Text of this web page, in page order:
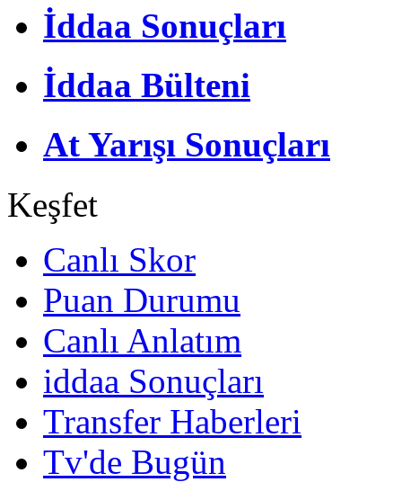
İddaa Sonuçları
İddaa Bülteni
At Yarışı Sonuçları
Keşfet
Canlı Skor
Puan Durumu
Canlı Anlatım
iddaa Sonuçları
Transfer Haberleri
Tv'de Bugün